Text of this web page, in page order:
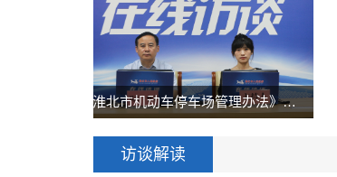
《淮北市机动车停车场管理办法》解读
访谈解读